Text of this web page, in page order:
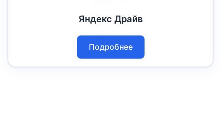
Яндекс Драйв
Подробнее